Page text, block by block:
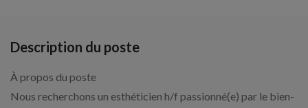
Description du poste
À propos du poste
Nous recherchons un esthéticien h/f passionné(e) par le bien-